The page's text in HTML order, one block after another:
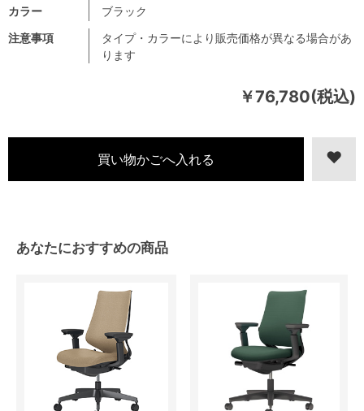
￥76,780(税込)
注意事項
タイプ・カラーにより販売価格が異なる場合があ
ります
カラー
ブラック
あなたにおすすめの商品